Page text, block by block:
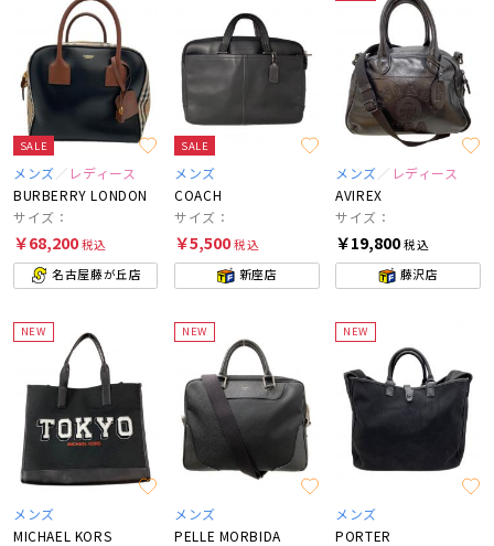
SALE
メンズ
レディース
BURBERRY LONDON
サイズ：
￥68,200税込
名古屋藤が丘店
SALE
メンズ
COACH
サイズ：
￥5,500税込
新座店
メンズ
レディース
AVIREX
サイズ：
￥19,800税込
藤沢店
NEW
メンズ
MICHAEL KORS
NEW
メンズ
PELLE MORBIDA
NEW
メンズ
PORTER